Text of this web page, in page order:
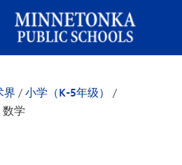
界 /小学（K-5年级） /
数学